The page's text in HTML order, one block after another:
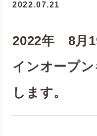
2022.07.21
2022年 8月
インオープ
します。